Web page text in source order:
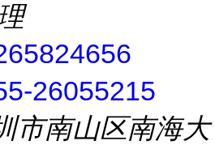
26055215
市南山区南海大